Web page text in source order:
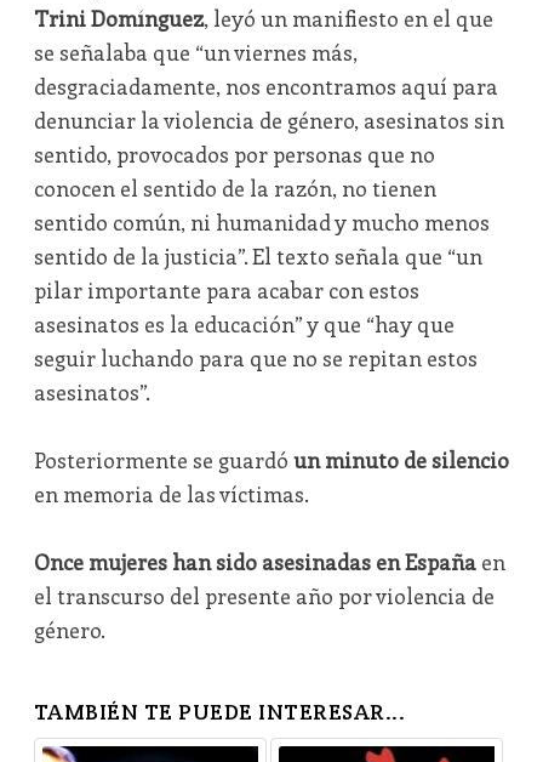
Trini Domínguez, leyó un manifiesto en el que
se señalaba que “un viernes más,
desgraciadamente, nos encontramos aquí para
denunciar la violencia de género, asesinatos sin
sentido, provocados por personas que no
conocen el sentido de la razón, no tienen
sentido común, ni humanidad y mucho menos
sentido de la justicia”. El texto señala que “un
pilar importante para acabar con estos
asesinatos es la educación” y que “hay que
seguir luchando para que no se repitan estos
asesinatos”.
Posteriormente se guardó un minuto de silencio
en memoria de las víctimas.
Once mujeres han sido asesinadas en Españaen
el transcurso del presente año por violencia de
género.
TAMBIÉN TE PUEDE INTERESAR...